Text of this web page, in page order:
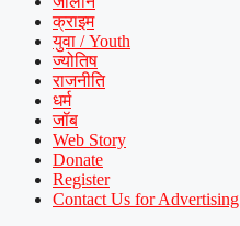
क्राइम
युवा / Youth
ज्योतिष
राजनीति
धर्म
जॉब
Web Story
Donate
Register
Contact Us for Advertising